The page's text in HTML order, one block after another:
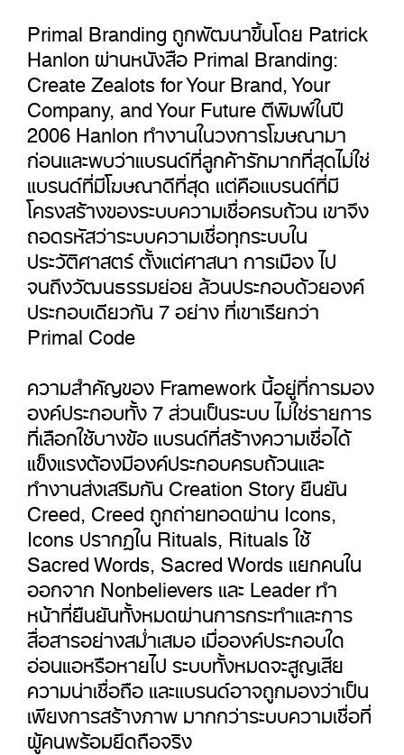
Primal Branding ถูกพัฒนาขึ้นโดย Patrick
Hanlon ผ่านหนังสือ Primal Branding:
Create Zealots for Your Brand, Your
Company, and Your Future ตีพิมพ์ในปี
2006 Hanlon ทำงานในวงการโฆษณามา
ก่อนและพบว่าแบรนด์ที่ลูกค้ารักมากที่สุดไม่ใช่
แบรนด์ที่มีโฆษณาดีที่สุด แต่คือแบรนด์ที่มี
โครงสร้างของระบบความเชื่อครบถ้วน เขาจึง
ถอดรหัสว่าระบบความเชื่อทุกระบบใน
ประวัติศาสตร์ ตั้งแต่ศาสนา การเมือง ไป
จนถึงวัฒนธรรมย่อย ล้วนประกอบด้วยองค์
ประกอบเดียวกัน 7 อย่าง ที่เขาเรียกว่า
Primal Code
ความสำคัญของ Framework นี้อยู่ที่การมอง
องค์ประกอบทั้ง 7 ส่วนเป็นระบบ ไม่ใช่รายการ
ที่เลือกใช้บางข้อ แบรนด์ที่สร้างความเชื่อได้
แข็งแรงต้องมีองค์ประกอบครบถ้วนและ
ทำงานส่งเสริมกัน Creation Story ยืนยัน
Creed, Creed ถูกถ่ายทอดผ่าน Icons,
Icons ปรากฏใน Rituals, Rituals ใช้
Sacred Words, Sacred Words แยกคนใน
ออกจาก Nonbelievers และ Leader ทำ
หน้าที่ยืนยันทั้งหมดผ่านการกระทำและการ
สื่อสารอย่างสม่ำเสมอ เมื่อองค์ประกอบใด
อ่อนแอหรือหายไป ระบบทั้งหมดจะสูญเสีย
ความน่าเชื่อถือ และแบรนด์อาจถูกมองว่าเป็น
เพียงการสร้างภาพ มากกว่าระบบความเชื่อที่
ผู้คนพร้อมยึดถือจริง